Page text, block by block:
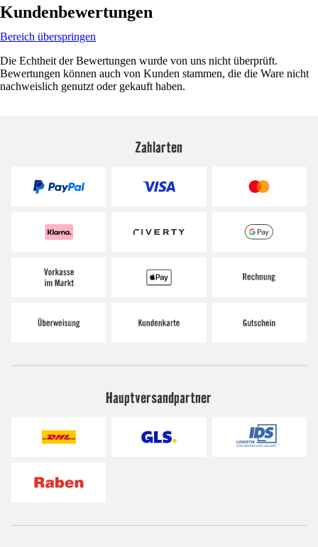
Kundenbewertungen
Bereich überspringen
Die Echtheit der Bewertungen wurde von uns nicht überprüft.
Bewertungen können auch von Kunden stammen, die die Ware nicht
nachweislich genutzt oder gekauft haben.
Zahlarten
Hauptversandpartner